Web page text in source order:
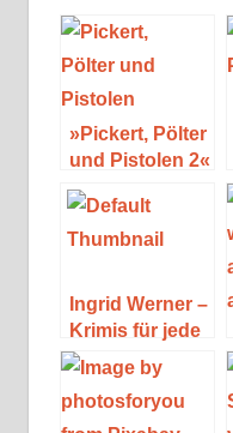
»Pickert, Pölter
und Pistolen 2«
von
Autorengruppe
Ingrid Werner –
Krimis für jede
Lebenslage